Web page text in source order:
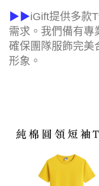
▶▶iGift提供多款
需求。我們備有專
確保團隊服飾完美
形象。